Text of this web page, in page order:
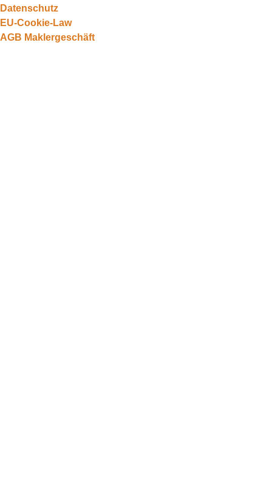
Datenschutz
EU-Cookie-Law
AGB Maklergeschäft